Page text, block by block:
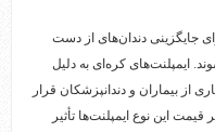
جایگزینی دندان‌های از دست
ایمپلنت‌های کره‌ای به دلیل
از بیماران و دندانپزشکان قرار
قیمت این نوع ایمپلنت‌ها تأثیر